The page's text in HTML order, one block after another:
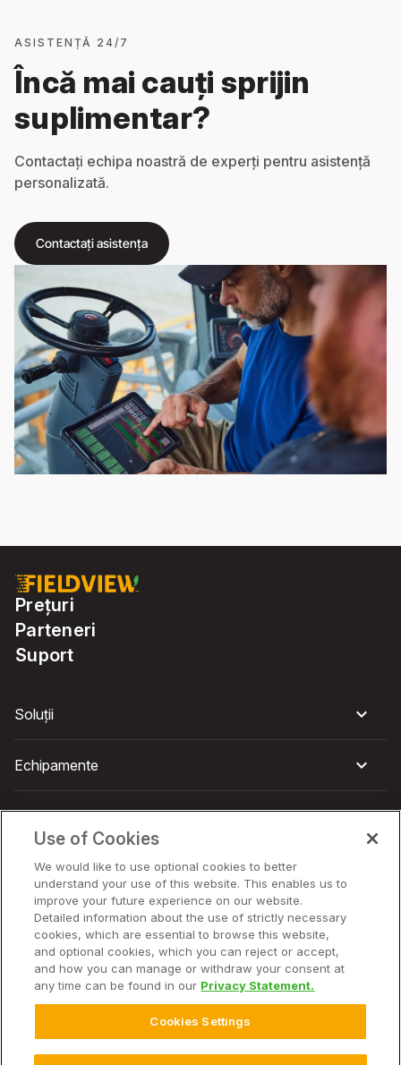
ASISTENȚĂ 24/7
Încă mai cauți sprijin
suplimentar?
Contactați echipa noastră de experți pentru asistență
personalizată.
Contactați asistența
Prețuri
Parteneri
Suport
Soluții
Echipamente
Companie
© 2026 Climate LLC. Toate drepturile rezervate.
Politica de confidențialitate
Politica de confidențialitate – Întrebări frecvente
Despre noi
Divulgarea, notificarea și consimțământul privind modulele
Contract privind accesul la date
Declarația deținătorului de date conform Legii privind
Use of Cookies
We would like to use optional cookies to better
understand your use of this website. This enables us to
improve your future experience on our website.
Detailed information about the use of strictly necessary
cookies, which are essential to browse this website,
and optional cookies, which you can reject or accept,
and how you can manage or withdraw your consent at
any time can be found in our Privacy Statement.
Cookies Settings